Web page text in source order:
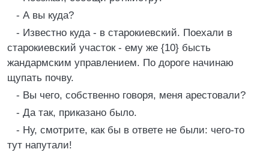
- А вы куда?
- Известно куда - в старокиевский. Поехали в
старокиевский участок - ему же {10} бысть
жандармским управлением. По дороге начинаю
щупать почву.
- Вы чего, собственно говоря, меня арестовали?
- Да так, приказано было.
- Ну, смотрите, как бы в ответе не были: чего-то
тут напутали!